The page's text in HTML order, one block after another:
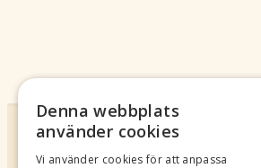
Denna webbplats
använder cookies
Vi använder cookies för att anpassa